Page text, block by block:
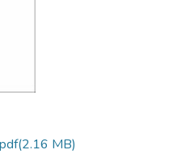
(2.16 MB)